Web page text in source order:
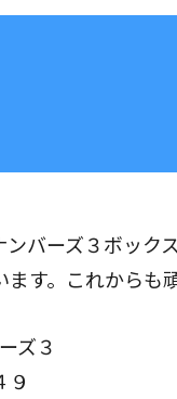
バーズ３ボック
す。これからも
ズ３
９